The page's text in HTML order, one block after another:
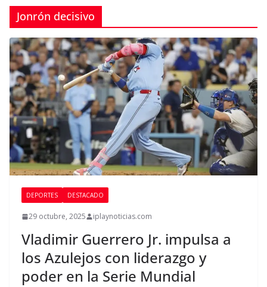
Jonrón decisivo
DEPORTES DESTACADO
29 octubre, 2025 iplaynoticias.com
Vladimir Guerrero Jr. impulsa a
los Azulejos con liderazgo y
poder en la Serie Mundial